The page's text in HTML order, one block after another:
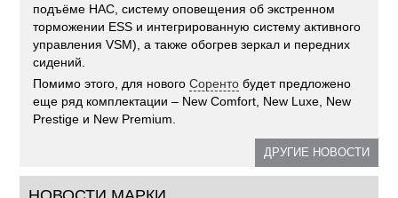
подъёме НАС, систему оповещения об экстренном
торможении ESS и интегрированную систему активного
управления VSM), а также обогрев зеркал и передних
сидений.
Помимо этого, для новогоСоренто будет предложено
еще ряд комплектации – New Comfort, New Luxe, New
Prestige и New Premium.
ДРУГИЕ НОВОСТИ